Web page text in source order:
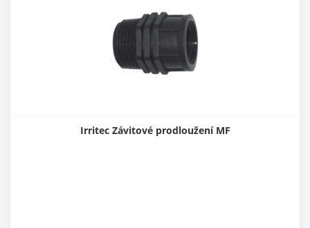
Irritec Závitové prodloužení MF